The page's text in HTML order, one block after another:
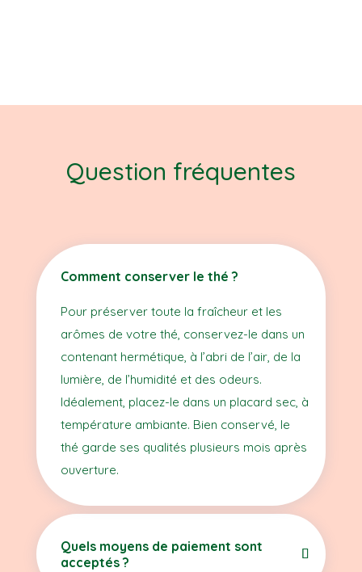
Question fréquentes
Comment conserver le thé ?
Pour préserver toute la fraîcheur et les
arômes de votre thé, conservez-le dans un
contenant hermétique, à l’abri de l’air, de la
lumière, de l’humidité et des odeurs.
Idéalement, placez-le dans un placard sec, à
température ambiante. Bien conservé, le
thé garde ses qualités plusieurs mois après
ouverture.
Quels moyens de paiement sont
acceptés ?